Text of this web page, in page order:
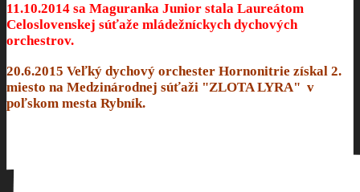
11.10.2014 sa Maguranka Junior stala Laureátom
Celoslovenskej súťaže mládežníckych dychových
orchestrov.
20.6.2015 Veľký dychový orchester Hornonitrie získal 2.
miesto na Medzinárodnej súťaži "ZLOTA LYRA" v
poľskom mesta Rybník.